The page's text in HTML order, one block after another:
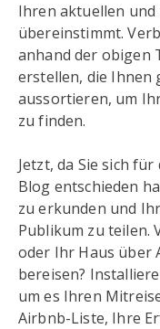
Ihren aktuellen
übereinstimmt.
anhand der obigen
erstellen, die Ihnen
aussortieren, um
zu finden.
Jetzt, da Sie sich
Blog entschieden
zu erkunden und
Publikum zu teilen.
oder Ihr Haus über
bereisen?
um es Ihren
Airbnb-Liste, Ihre